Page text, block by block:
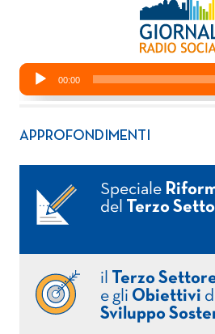
APPROFONDIMENTI
Speciale
del
Terzo
il
Terzo
e gli Obiettivi
Sviluppo